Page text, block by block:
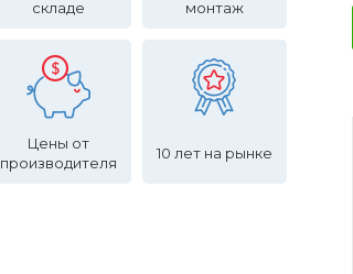
складе
монтаж
Цены от
производителя
10 лет на рынке